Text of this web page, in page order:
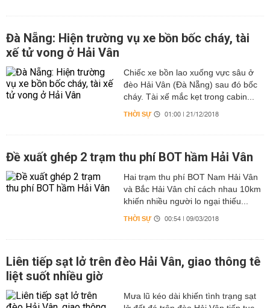
Đà Nẵng: Hiện trường vụ xe bồn bốc cháy, tài
xế tử vong ở Hải Vân
Chiếc xe bồn lao xuống vực sâu ở
đèo Hải Vân (Đà Nẵng) sau đó bốc
cháy. Tài xế mắc kẹt trong cabin...
THỜI SỰ 01:00 | 21/12/2018
Đề xuất ghép 2 trạm thu phí BOT hầm Hải Vân
Hai trạm thu phí BOT Nam Hải Vân
và Bắc Hải Vân chỉ cách nhau 10km
khiến nhiều người lo ngại thiếu...
THỜI SỰ 00:54 | 09/03/2018
Liên tiếp sạt lở trên đèo Hải Vân, giao thông tê
liệt suốt nhiều giờ
Mưa lũ kéo dài khiến tình trạng sạt